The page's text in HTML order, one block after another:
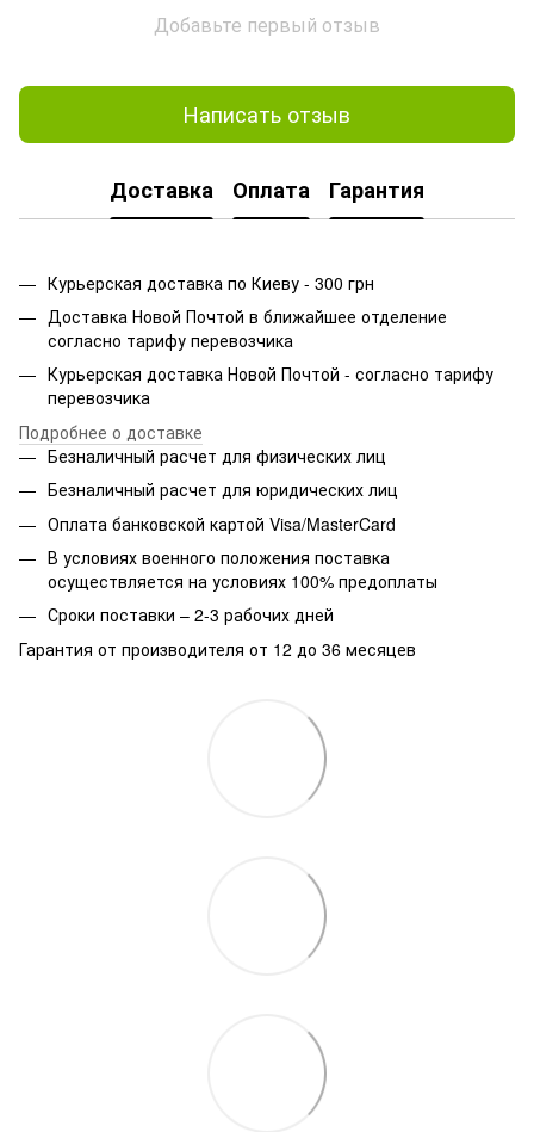
Добавьте первый отзыв
Написать отзыв
Доставка Оплата Гарантия
Курьерская доставка по Киеву - 300 грн
Доставка Новой Почтой в ближайшее отделение
согласно тарифу перевозчика
Курьерская доставка Новой Почтой - согласно тарифу
перевозчика
Подробнее о доставке
Безналичный расчет для физических лиц
Безналичный расчет для юридических лиц
Оплата банковской картой Visa/MasterCard
В условиях военного положения поставка
осуществляется на условиях 100% предоплаты
Сроки поставки – 2-3 рабочих дней
Гарантия от производителя от 12 до 36 месяцев